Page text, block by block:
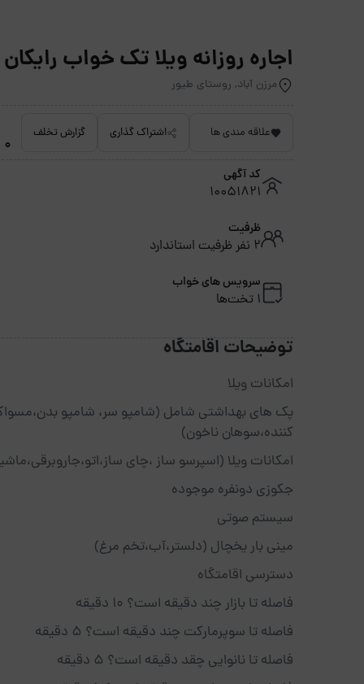
اجاره روزانه ویلا تک خواب رایکان 1 چالوس - مرزن آباد
مرزن آباد, روستای طیور
علاقه مندی ها اشتراک گذاری گزارش تخلف
0 امتیاز داده نشده
کد آگهی
10051821
ظرفیت
2 نفر ظرفیت استاندارد
سرویس های خواب
1 تخت‌ها
توضیحات اقامتگاه
امکانات ویلا
پک های بهداشتی شامل (شامپو سر، شامپو
کننده،سوهان ناخون)
امکانات ویلا (اسپرسو ساز ،چای
جکوزی دونفره موجوده
سیستم صوتی
مینی بار یخچال (دلستر،آب،تخم مرغ)
دسترسی اقامتگاه
فاصله تا بازار چند دقیقه است؟ 10 دقیقه
فاصله تا سوپرمارکت چند دقیقه است؟ 5 دقیقه
فاصله تا نانوایی چقد دقیقه است؟ 5 دقیقه